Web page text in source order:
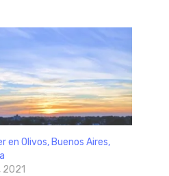
en Olivos, Buenos Aires,
2021